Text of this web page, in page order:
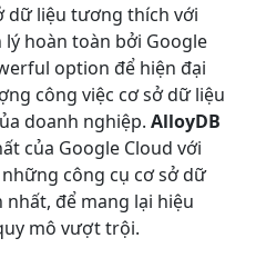
dữ liệu tương thích với
lý hoàn toàn bởi Google
option để hiện đại
công việc cơ sở dữ liệu
doanh nghiệp. AlloyDB
của Google Cloud với
công cụ cơ sở dữ
để mang lại hiệu
mô vượt trội.